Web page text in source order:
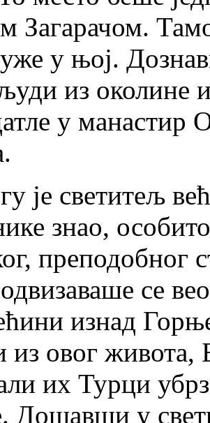
Загарачом.
у њој.
из околине
у манастир
је светитељ
знао,
преподобног
се
изнад
из овог живота,
их Турци
Дошавши у